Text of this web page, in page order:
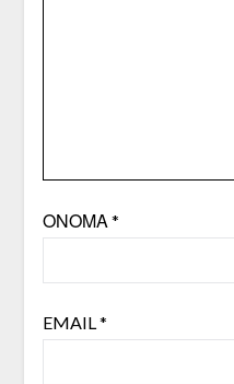
ΌΝΟΜΑ *
EMAIL *